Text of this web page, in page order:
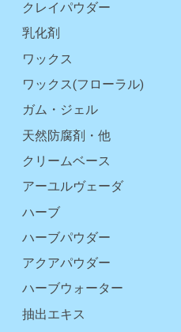
クレイパウダー
乳化剤
ワックス
ワックス(フローラル)
ガム・ジェル
天然防腐剤・他
クリームベース
アーユルヴェーダ
ハーブ
ハーブパウダー
アクアパウダー
ハーブウォーター
抽出エキス